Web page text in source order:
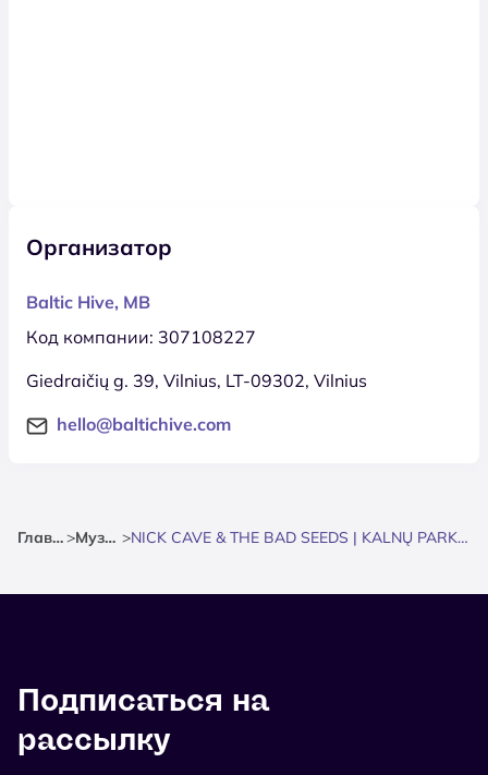
Организатор
Baltic Hive, MB
Код компании: 307108227
Giedraičių g. 39, Vilnius, LT-09302, Vilnius
hello@baltichive.com
Главная > Музыка > NICK CAVE & THE BAD SEEDS | KALNŲ PARKAS | VILNIUS
Подписаться на
рассылку